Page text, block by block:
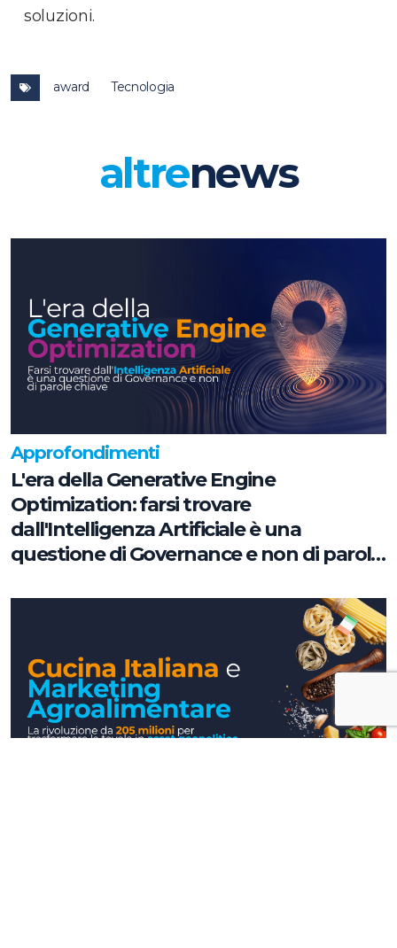
soluzioni.
award Tecnologia
altrenews
Approfondimenti
L'era della Generative Engine
Optimization: farsi trovare
dall'Intelligenza Artificiale è una
questione di Governance e non di parole